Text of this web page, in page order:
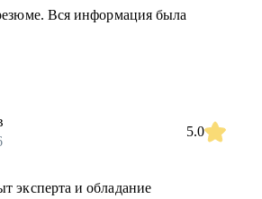
Вся информация была
5.0
эксперта и обладание